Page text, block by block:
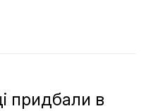
придбали в